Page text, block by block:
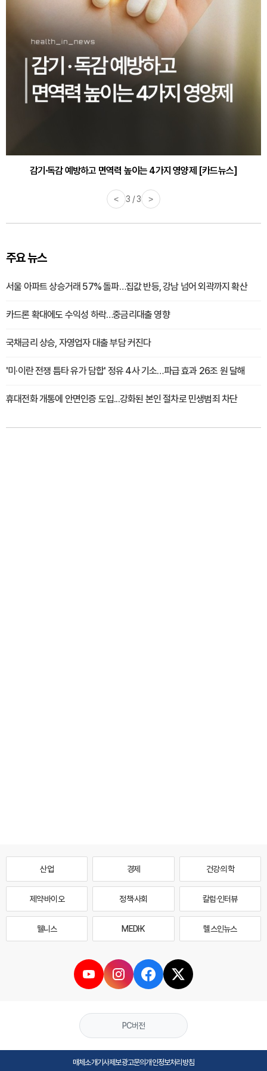
감기·독감 예방하고 면역력 높이는 4가지 영양제 [카드뉴스]
< 3 / 3 >
주요 뉴스
서울 아파트 상승거래 57% 돌파…집값 반등, 강남 넘어 외곽까지 확산
카드론 확대에도 수익성 하락…중금리대출 영향
국채금리 상승, 자영업자 대출 부담 커진다
'미·이란 전쟁 틈타 유가 담합' 정유 4사 기소…파급 효과 26조 원 달해
휴대전화 개통에 안면인증 도입...강화된 본인 절차로 민생범죄 차단
산업 경제 건강·의학
제약·바이오 정책·사회 칼럼·인터뷰
웰니스 MEDI·K 헬스인뉴스
PC버전
매체소개기사제보광고문의개인정보처리방침